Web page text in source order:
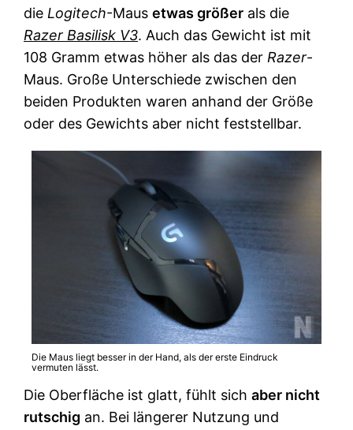
die Logitech-Maus etwas größer als die
Razer Basilisk V3. Auch das Gewicht ist mit
108 Gramm etwas höher als das der Razer-
Maus. Große Unterschiede zwischen den
beiden Produkten waren anhand der Größe
oder des Gewichts aber nicht feststellbar.
Die Maus liegt besser in der Hand, als der erste Eindruck
vermuten lässt.
Die Oberfläche ist glatt, fühlt sich aber nicht
rutschig an. Bei längerer Nutzung und